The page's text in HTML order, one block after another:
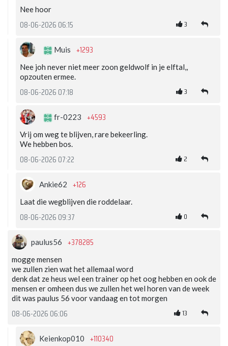
Nee hoor
08-06-2026 06:15 3
Muis +1293
Nee joh never niet meer zoon geldwolf in je elftal,,
opzouten ermee.
08-06-2026 07:18 3
fr-0223 +4593
Vrij om weg te blijven, rare bekeerling.
We hebben bos.
08-06-2026 07:22 2
Ankie62 +126
Laat die wegblijven die roddelaar.
08-06-2026 09:37 0
paulus56 +378285
mogge mensen
we zullen zien wat het allemaal word
denk dat ze heus wel een trainer op het oog hebben en ook de
mensen er omheen dus we zullen het wel horen van de week
dit was paulus 56 voor vandaag en tot morgen
08-06-2026 06:06 13
Keienkop010 +110340